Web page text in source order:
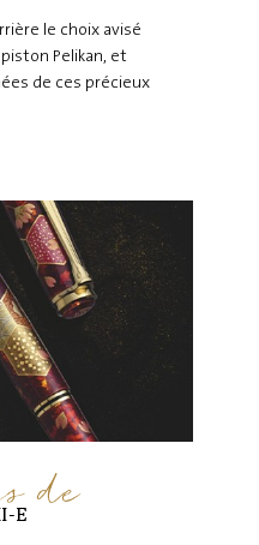
le choix avisé
Pelikan, et
de ces précieux
de
E